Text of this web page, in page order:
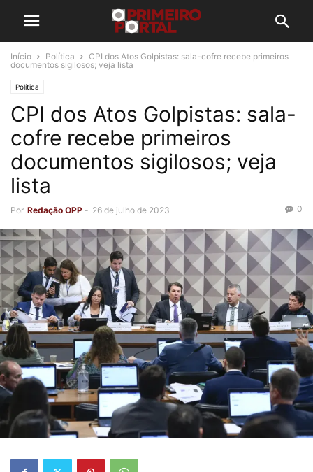
Início Política
CPI dos Atos Golpistas: sala-cofre recebe primeiros
documentos sigilosos; veja lista
Política
CPI dos Atos Golpistas: sala-
cofre recebe primeiros
documentos sigilosos; veja
lista
Por Redação OPP - 26 de julho de 2023 0